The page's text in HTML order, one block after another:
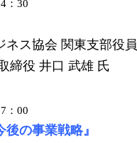
：30
ネス協会 関東支部役員
締役 井口 武雄 氏
：00
後の事業戦略』